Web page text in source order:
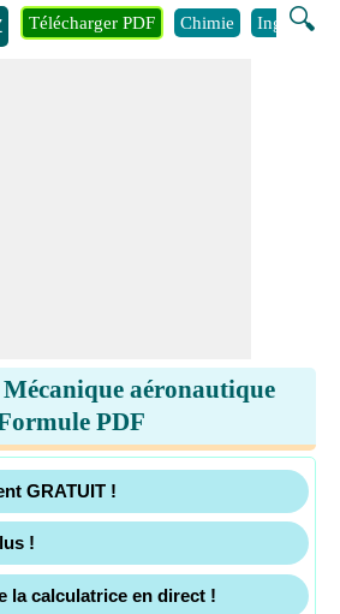
🔍
Télécharger PDF Chimie Ingénierie
aéronautique
PDF
GRATUIT !
!
la calculatrice en direct !